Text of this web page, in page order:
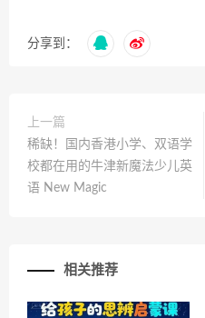
分享到：
上一篇
稀缺！国内香港小学、双语学
校都在用的牛津新魔法少儿英
语 New Magic
相关推荐